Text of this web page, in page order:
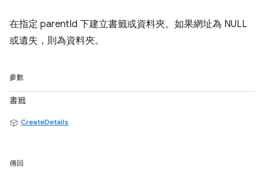
在指定 parentId 下建立書籤或資料夾。如果網址為 NULL
或遺失，則為資料夾。
參數
書籤
CreateDetails
傳回